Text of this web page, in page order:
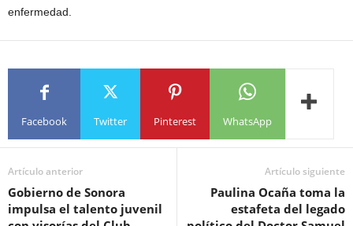
enfermedad.
Facebook Twitter Pinterest WhatsApp
Artículo anterior
Gobierno de Sonora
impulsa el talento juvenil
Artículo siguiente
Paulina Ocaña toma la
estafeta del legado